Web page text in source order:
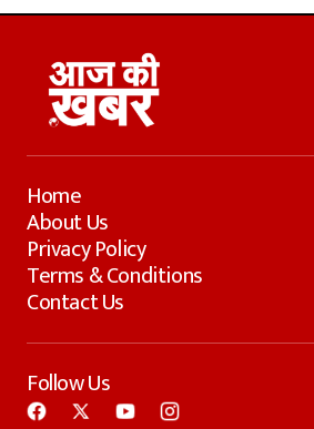
Home
About Us
Privacy Policy
Terms & Conditions
Contact Us
Follow Us